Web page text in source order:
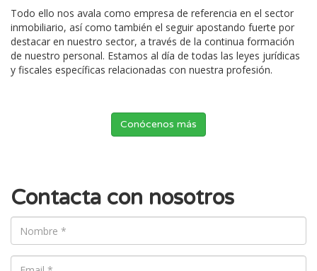
Todo ello nos avala como empresa de referencia en el sector
inmobiliario, así como también el seguir apostando fuerte por
destacar en nuestro sector, a través de la continua formación
de nuestro personal. Estamos al día de todas las leyes jurídicas
y fiscales específicas relacionadas con nuestra profesión.
Conócenos más
Contacta con nosotros